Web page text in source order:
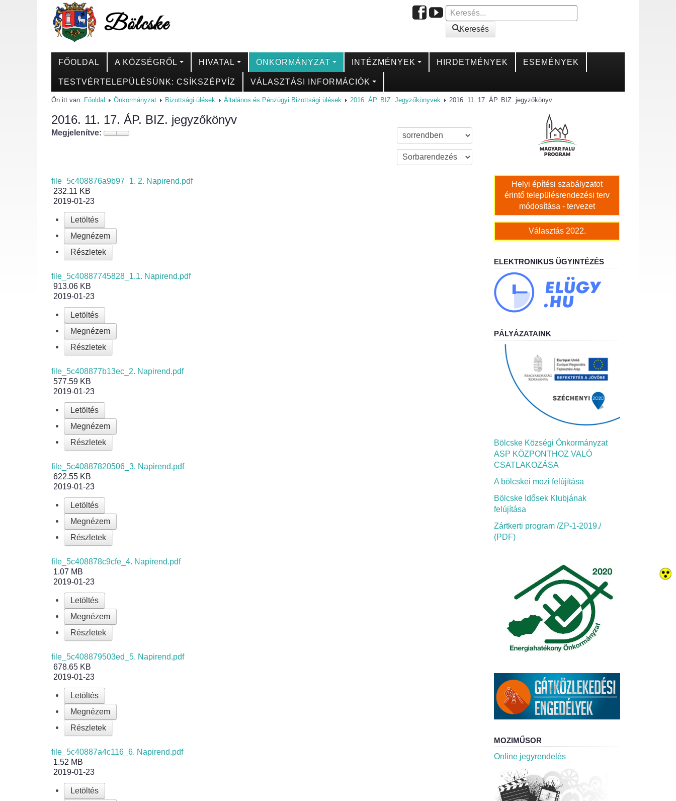
Keresés
FŐOLDAL A KÖZSÉGRŐL HIVATAL ÖNKORMÁNYZAT INTÉZMÉNYEK HIRDETMÉNYEK ESEMÉNYEK
TESTVÉRTELEPÜLÉSÜNK: CSÍKSZÉPVÍZ VÁLASZTÁSI INFORMÁCIÓK
Ön itt van: Főoldal Önkormányzat Bizottsági ülések Általános és Pénzügyi Bizottsági ülések 2016. ÁP. BIZ. Jegyzőkönyvek 2016. 11. 17. ÁP. BIZ. jegyzőkönyv
2016. 11. 17. ÁP. BIZ. jegyzőkönyv
Megjelenítve:
file_5c408876a9b97_1. 2. Napirend.pdf
232.11 KB
2019-01-23
Letöltés
Megnézem
Részletek
file_5c40887745828_1.1. Napirend.pdf
913.06 KB
2019-01-23
Letöltés
Megnézem
Részletek
file_5c408877b13ec_2. Napirend.pdf
577.59 KB
2019-01-23
Letöltés
Megnézem
Részletek
file_5c40887820506_3. Napirend.pdf
622.55 KB
2019-01-23
Letöltés
Megnézem
Részletek
file_5c408878c9cfe_4. Napirend.pdf
1.07 MB
2019-01-23
Letöltés
Megnézem
Részletek
file_5c408879503ed_5. Napirend.pdf
678.65 KB
2019-01-23
Letöltés
Megnézem
Részletek
file_5c40887a4c116_6. Napirend.pdf
1.52 MB
2019-01-23
Letöltés
Helyi építési szabályzatot
érintő településrendezési terv
módosítása - tervezet
Választás 2022.
ELEKTRONIKUS ÜGYINTÉZÉS
PÁLYÁZATAINK
Bölcske Községi Önkormányzat
ASP KÖZPONTHOZ VALÓ
CSATLAKOZÁSA
A bölcskei mozi felújítása
Bölcske Idősek Klubjának
felújítása
Zártkerti program /ZP-1-2019./
(PDF)
MOZIMŰSOR
Online jegyrendelés